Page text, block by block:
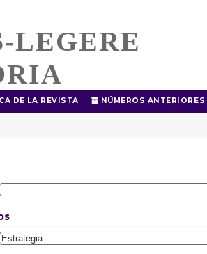
LEGERE
DE LA REVISTA NÚMEROS ANTERIORES